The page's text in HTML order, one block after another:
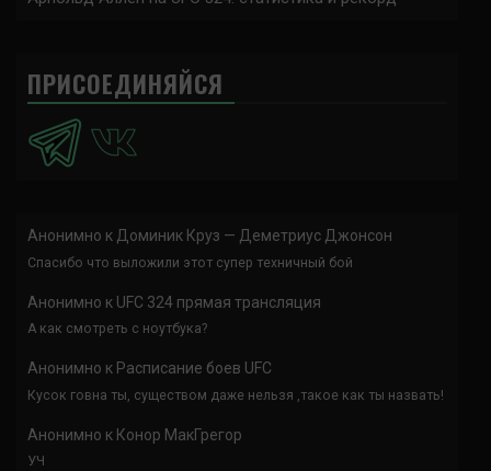
ПРИСОЕДИНЯЙСЯ
Анонимно к Доминик Круз — Деметриус Джонсон
Спасибо что выложили этот супер техничный бой
Анонимно к UFC 324 прямая трансляция
А как смотреть с ноутбука?
Анонимно к Расписание боев UFC
Кусок говна ты, существом даже нельзя ,такое как ты назвать!
Анонимно к Конор МакГрегор
УЧ